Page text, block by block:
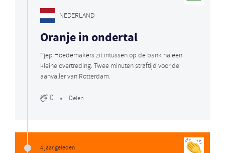
NEDERLAND
Oranje in ondertal
Tjep Hoedemakers zit intussen op de bank na een
kleine overtreding. Twee minuten straftijd voor de
aanvaller van Rotterdam.
0 Delen
4 jaar geleden